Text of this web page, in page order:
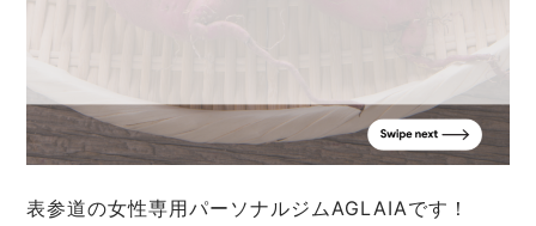
表参道の女性専用パーソナルジムAGLAIAです！